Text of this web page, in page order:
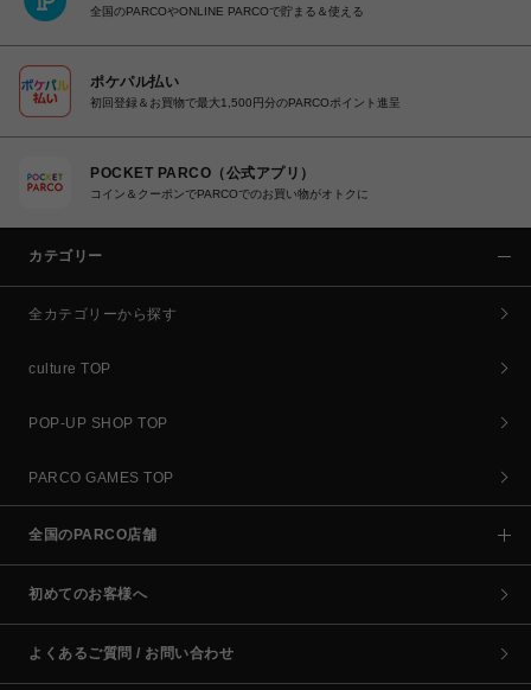
全国のPARCOやONLINE PARCOで貯まる＆使える
ポケパル払い
初回登録＆お買物で最大1,500円分のPARCOポイント進呈
POCKET PARCO（公式アプリ）
コイン＆クーポンでPARCOでのお買い物がオトクに
カテゴリー
全カテゴリーから探す
culture TOP
POP-UP SHOP TOP
PARCO GAMES TOP
全国のPARCO店舗
初めてのお客様へ
よくあるご質問 / お問い合わせ